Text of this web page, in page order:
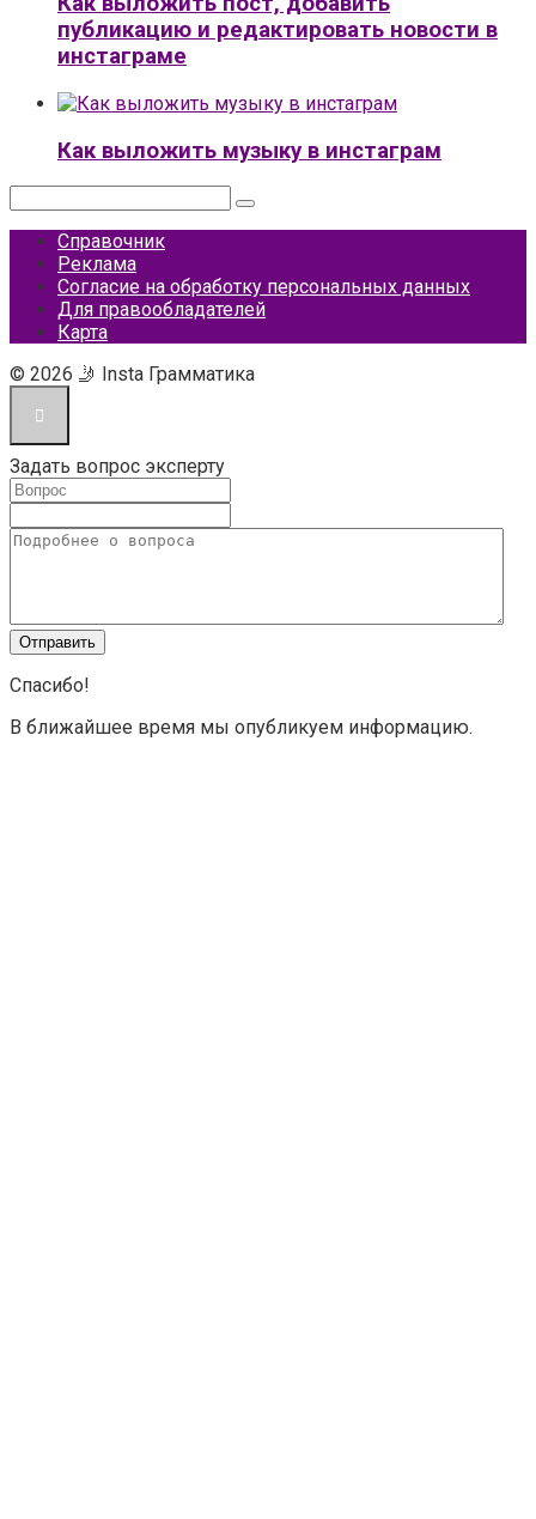
публикацию и редактировать новости в
инстаграме
Как выложить музыку в инстаграм
Справочник
Реклама
Согласие на обработку персональных данных
Для правообладателей
Карта
© 2026 🤳 Insta Грамматика
Задать вопрос эксперту
Спасибо!
В ближайшее время мы опубликуем информацию.